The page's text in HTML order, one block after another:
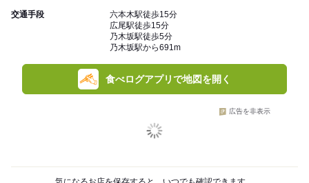
交通手段
六本木駅徒歩15分
広尾駅徒歩15分
乃木坂駅徒歩5分
乃木坂駅から691m
食べログアプリで地図を開く
広告を非表示